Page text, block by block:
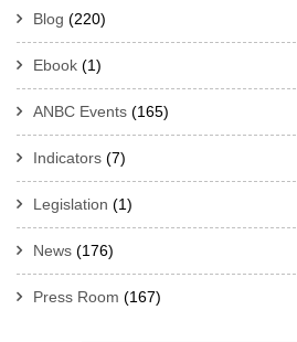
Blog (220)
Ebook (1)
ANBC Events (165)
Indicators (7)
Legislation (1)
News (176)
Press Room (167)